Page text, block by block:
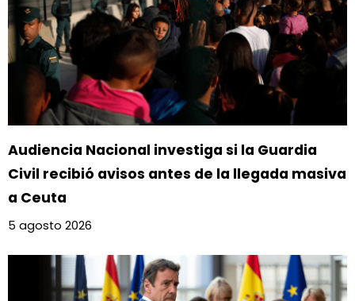
Audiencia Nacional investiga si la Guardia
Civil recibió avisos antes de la llegada masiva
a Ceuta
5 agosto 2026